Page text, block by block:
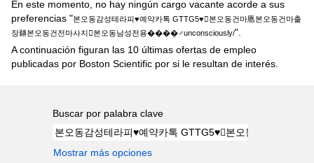
En este momento, no hay ningún cargo vacante acorde a sus
preferencias "본오동감성테라피♥예약카톡 GTTG5♥본오동건마㥦본오동건마출
장䶏본오동건전마사지본오동남성전용����‍♂️unconsciously/".
A continuación figuran las 10 últimas ofertas de empleo
publicadas por Boston Scientific por si le resultan de interés.
Buscar por palabra clave
Mostrar más opciones